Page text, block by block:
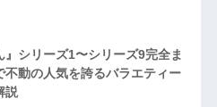
』シリーズ1〜シリーズ9完全ま
不動の人気を誇るバラエティー
説